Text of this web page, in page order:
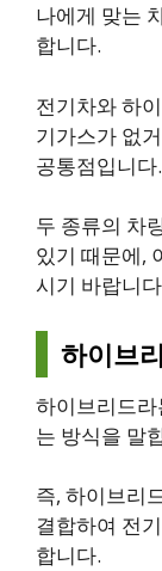
나에게 맞는
합니다.
전기차와 하
기가스가 없
공통점입니다.
두 종류의 차
있기 때문에,
시기 바랍니
하이브
하이브리드
는 방식을 말
즉, 하이브리
결합하여 전
합니다.